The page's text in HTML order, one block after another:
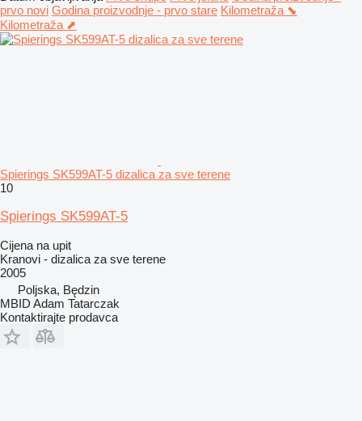
prvo novi Godina proizvodnje - prvo stare Kilometraža ⬊
Kilometraža ⬈
Spierings SK599AT-5 dizalica za sve terene
10
Spierings SK599AT-5
Cijena na upit
Kranovi - dizalica za sve terene
2005
Poljska, Będzin
MBID Adam Tatarczak
Kontaktirajte prodavca